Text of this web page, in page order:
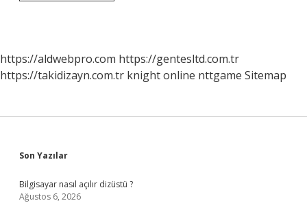
https://aldwebpro.com https://gentesltd.com.tr
https://takidizayn.com.tr knight online nttgame Sitemap
Sidebar
Son Yazılar
Bilgisayar nasıl açılır dizüstü ?
Ağustos 6, 2026